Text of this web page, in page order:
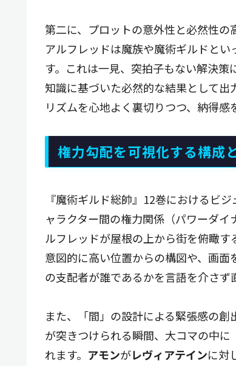
第二に、プロットの意外性と必然性の
アルフレッドは魔族や魔術ギルドと
す。これは一見、突拍子もない解決
知識に基づいた必然的な結果として
リズムを心地よく裏切りつつ、納得
権力勾配を可視化する構成
『魔術ギルド総帥』12巻におけるビ
ャラクター間の権力関係（パワーダ
ルフレッドが屋根の上から街を俯瞰す
意図的に高い位置からの構図や、画
の支配者が誰であるかを言語を介さず
また、「間」の設計による緊張感の
が突きつけられる瞬間、大コマの中
れます。 アモンがレヴィアテインに対